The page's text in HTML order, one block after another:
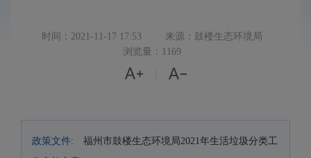
时间：2021-11-17 17:53
来源：鼓楼生态环境局
浏览量：1169
 
政策文件:
福州市鼓楼生态环境局2021年生活垃圾分类工